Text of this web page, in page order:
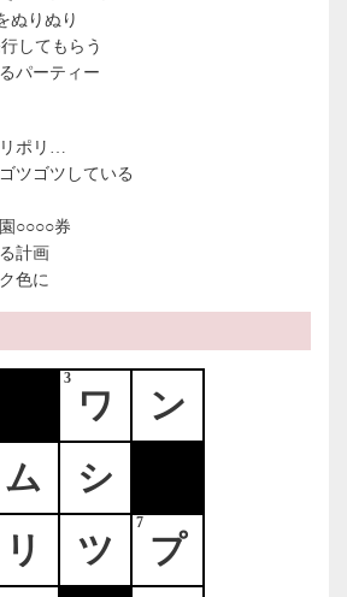
ぬりぬり
してもらう
パーティー
ポリ…
ツゴツしている
○○○○券
計画
色に
3
7
ワ
ン
ム
シ
リ ツ
プ